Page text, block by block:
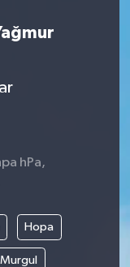
hPa,
Hopa
Murgul